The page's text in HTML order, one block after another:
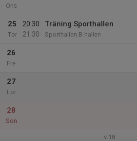
Ons
25
Tor
20:30
21:30
Träning Sporthallen
Sporthallen B-hallen
26
Fre
27
Lör
28
Sön
v.18